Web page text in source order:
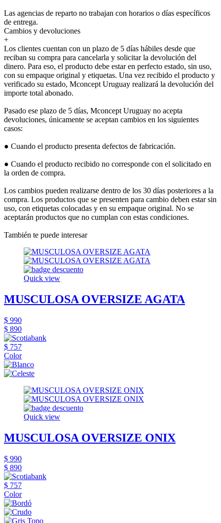
Las agencias de reparto no trabajan con horarios o días específicos
de entrega.
Cambios y devoluciones
+
Los clientes cuentan con un plazo de 5 días hábiles desde que
reciban su compra para cancelarla y solicitar la devolución del
dinero. Para eso, el producto debe estar en perfecto estado, sin uso,
con su empaque original y etiquetas. Una vez recibido el producto y
verificado su estado, Mconcept Uruguay realizará la devolución del
importe total abonado.
Pasado ese plazo de 5 días, Mconcept Uruguay no acepta
devoluciones, únicamente se aceptan cambios en los siguientes
casos:
● Cuando el producto presenta defectos de fabricación.
● Cuando el producto recibido no corresponde con el solicitado en
la orden de compra.
Los cambios pueden realizarse dentro de los 30 días posteriores a la
compra. Los productos que se presenten para cambio deben estar sin
uso, con etiquetas colocadas y en su empaque original. No se
aceptarán productos que no cumplan con estas condiciones.
También te puede interesar
Quick view
MUSCULOSA OVERSIZE AGATA
$ 990
$ 890
$ 757
Color
Quick view
MUSCULOSA OVERSIZE ONIX
$ 990
$ 890
$ 757
Color